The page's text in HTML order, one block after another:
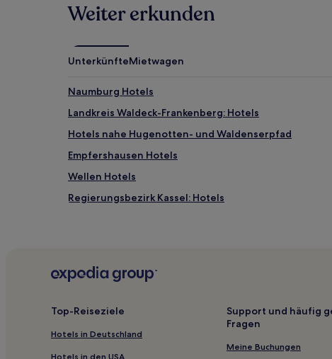
Bedingungen
Weiter erkunden
UnterkünfteMietwagen
Naumburg Hotels
Landkreis Waldeck-Frankenberg: Hotels
Hotels nahe Hugenotten- und Waldenserpfad
Empfershausen Hotels
Wellen Hotels
Regierungsbezirk Kassel: Hotels
Waßmuthshausen Hotels
Hotels nahe Straßenbahnhaltestelle Wintershall
Top-Reiseziele
Hotels in Deutschland
Hotels in den USA
Support und häufig
Fragen
Meine Buchungen